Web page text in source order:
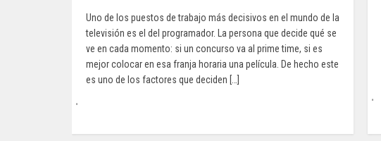
Uno de los puestos de trabajo más decisivos en el mundo de la
televisión es el del programador. La persona que decide qué se
ve en cada momento: si un concurso va al prime time, si es
mejor colocar en esa franja horaria una película. De hecho este
es uno de los factores que deciden […]